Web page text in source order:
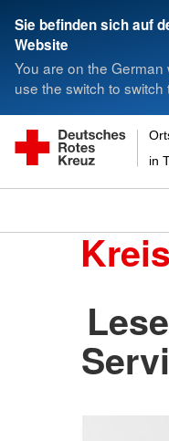
Sie befinden sich auf
Website
You are on the
use the switch to
in